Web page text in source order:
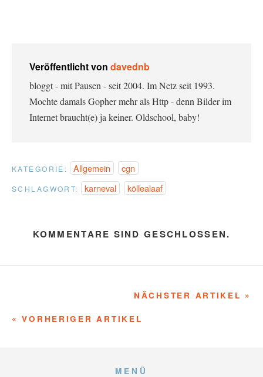
Veröffentlicht von davednb
bloggt - mit Pausen - seit 2004. Im Netz seit 1993.
Mochte damals Gopher mehr als Http - denn Bilder im
Internet braucht(e) ja keiner. Oldschool, baby!
KATEGORIE: Allgemein cgn
SCHLAGWORT: karneval köllealaaf
KOMMENTARE SIND GESCHLOSSEN.
NÄCHSTER ARTIKEL »
« VORHERIGER ARTIKEL
MENÜ